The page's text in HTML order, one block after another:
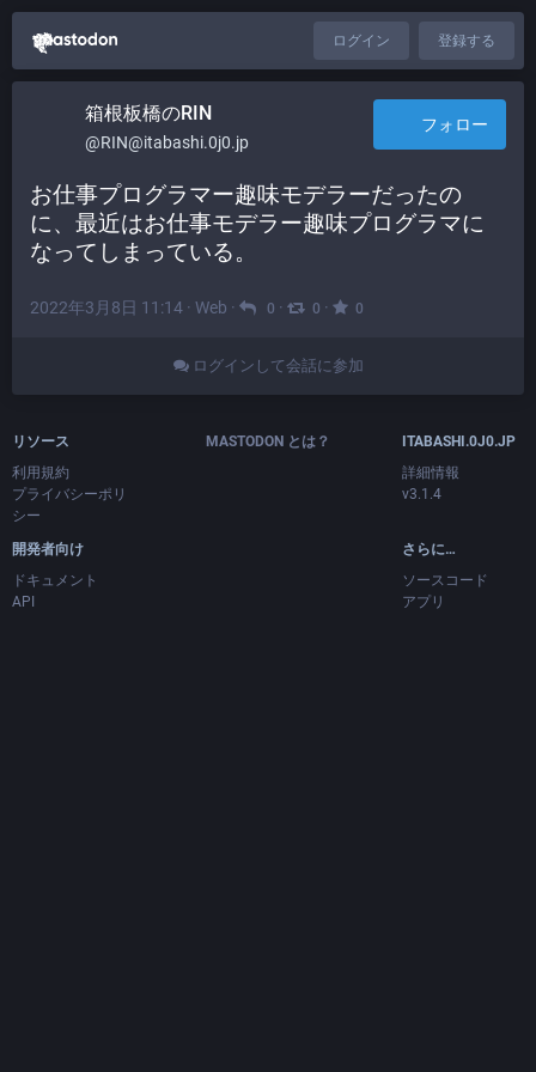
ログイン 登録する
箱根板橋のRIN
@RIN@itabashi.0j0.jp
フォロー
お仕事プログラマー趣味モデラーだったの
に、最近はお仕事モデラー趣味プログラマに
なってしまっている。
2022年3月8日 11:14 · Web · 0 · 0 · 0
ログインして会話に参加
リソース
利用規約
プライバシーポリ
シー
開発者向け
ドキュメント
API
MASTODON とは？
ITABASHI.0J0.JP
詳細情報
v3.1.4
さらに…
ソースコード
アプリ